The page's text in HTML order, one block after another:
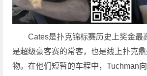
Cates是扑克锦标赛历史上奖金最
是超级豪客赛的常客，也是线上扑克
物。在他们短暂的车程中，Tuchman